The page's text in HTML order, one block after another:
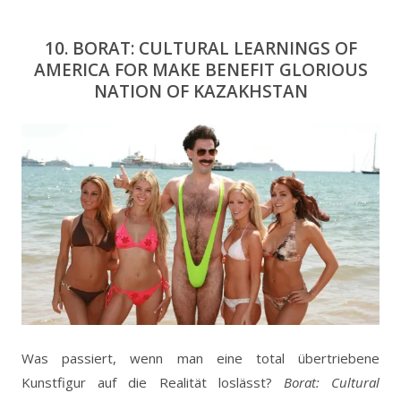
10. BORAT: CULTURAL LEARNINGS OF
AMERICA FOR MAKE BENEFIT GLORIOUS
NATION OF KAZAKHSTAN
Was passiert, wenn man eine total übertriebene
Kunstfigur auf die Realität loslässt? Borat: Cultural